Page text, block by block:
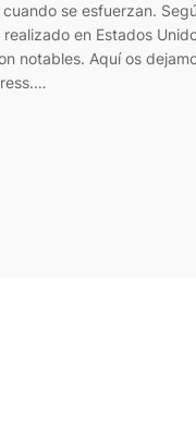
se esfuerzan.
en Estados
notables. Aquí os